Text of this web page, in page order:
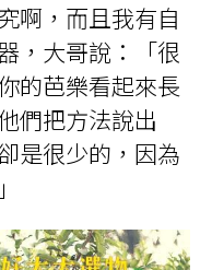
啊，而且我有自
，大哥說：「很
的芭樂看起來長
們把方法說出
是很少的，因為